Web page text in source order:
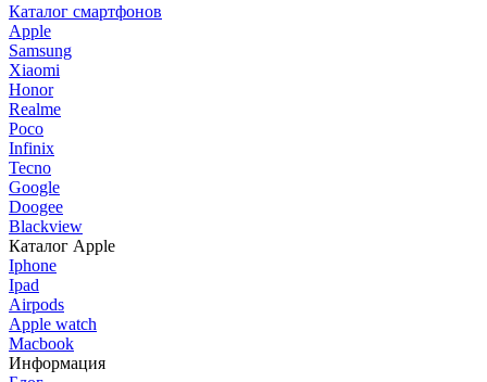
Каталог смартфонов
Apple
Samsung
Xiaomi
Honor
Realme
Poco
Infinix
Tecno
Google
Doogee
Blackview
Каталог Apple
Iphone
Ipad
Airpods
Apple watch
Macbook
Информация